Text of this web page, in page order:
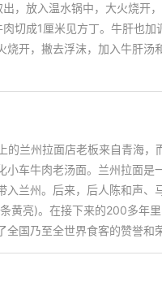
，放入温水锅中，大火烧开
切成1厘米见方丁。牛肝也
烧开，撇去浮沫，加入牛肝
的兰州拉面店老板来自青海
小车牛肉老汤面。兰州拉面
入兰州。后来，后人陈和声
黄亮)。在接下来的200多年
国乃至全世界食客的赞誉和